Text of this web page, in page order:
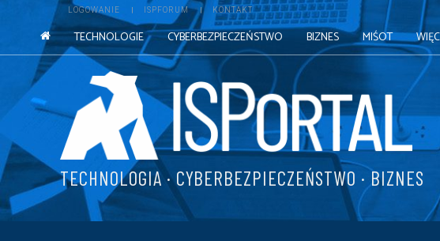
LOGOWANIE ISPFORUM KONTAKT
TECHNOLOGIE CYBERBEZPIECZEŃSTWO BIZNES MIŚOT
TECHNOLOGIA · CYBERBEZPIECZEŃSTWO · BIZNES